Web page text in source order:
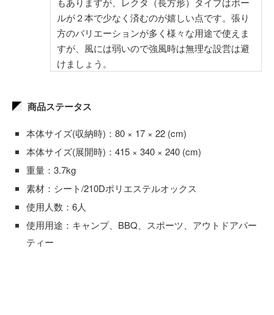
ルが２本で少なく済むのが嬉しい点です。張り
方のバリエーションが多く様々な用途で使えま
すが、風には弱いので強風時は無理な設営は避
けましょう。
商品ステータス
本体サイズ(収納時)：80 × 17 × 22 (cm)
本体サイズ(展開時)：415 × 340 × 240 (cm)
重量：3.7kg
素材：シート/210Dポリエステルオックス
使用人数：6人
使用用途：キャンプ、BBQ、スポーツ、アウトドアパー
ティー